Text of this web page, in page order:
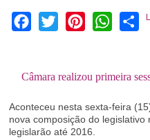
Facebook
Twitter Pinterest
Câmara realizou primeira
Aconteceu nesta sexta-feira
nova composição do
legislarão até 2016.